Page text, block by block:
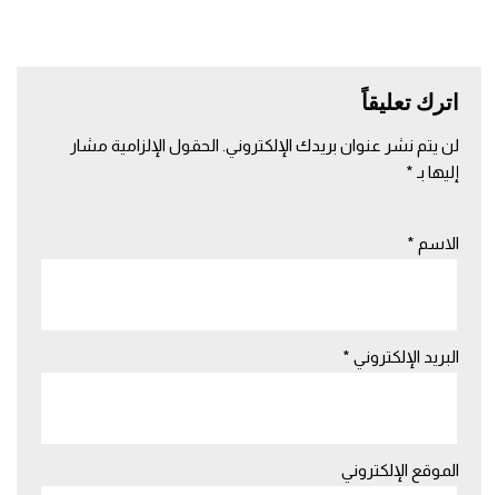
اترك تعليقاً
لن يتم نشر عنوان بريدك الإلكتروني. الحقول الإلزامية مشار
إليها بـ *
الاسم *
البريد الإلكتروني *
الموقع الإلكتروني